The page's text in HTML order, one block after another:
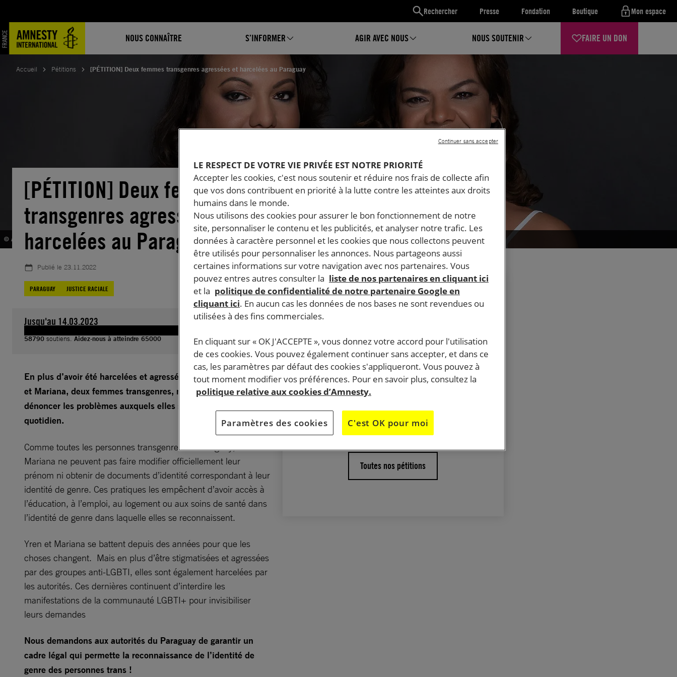
Rechercher Presse Fondation Boutique Mon espace
NOUS CONNAÎTRE S’INFORMER AGIR AVEC NOUS NOUS SOUTENIR FAIRE UN DON
contenu
© Amnesty International
Accueil Pétitions [PÉTITION] Deux femmes transgenres agressées et harcelées au Paraguay
[PÉTITION] Deux femmes
transgenres agressées et
harcelées au Paraguay
Publié le 23.11.2022
PARAGUAY JUSTICE RACIALE
Jusqu'au 14.03.2023
58790 soutiens. Aidez-nous à atteindre 65000
En plus d’avoir été harcelées et agressées physiquement, Yren
et Mariana, deux femmes transgenres, ne peuvent pas
dénoncer les problèmes auxquels elles sont confrontées au
quotidien.
Comme toutes les personnes transgenres au Paraguay, Yren et
Mariana ne peuvent pas faire modifier officiellement leur
prénom ni obtenir de documents d’identité correspondant à leur
identité de genre. Ces pratiques les empêchent d’avoir accès à
l’éducation, à l’emploi, au logement ou aux soins de santé dans
l’identité de genre dans laquelle elles se reconnaissent.
Yren et Mariana se battent depuis des années pour que les
choses changent. Mais en plus d’être stigmatisées et agressées
par des groupes anti-LGBTI, elles sont également harcelées par
les autorités. Ces dernières continuent d’interdire les
manifestations de la communauté LGBTI+ pour invisibiliser
leurs demandes
Nous demandons aux autorités du Paraguay de garantir un
cadre légal qui permette la reconnaissance de l’identité de
genre des personnes trans !
SIGNEZ LA PÉTITION
Cette pétition estterminée, merci pour votre
soutien.
disponibles.
Toutes nos pétitions
LE RESPECT DE VOTRE VIE PRIVÉE EST NOTRE PRIORITÉ
Accepter les cookies, c'est nous soutenir et réduire nos frais de collecte afin
que vos dons contribuent en priorité à la lutte contre les atteintes aux droits
humains dans le monde.
Nous utilisons des cookies pour assurer le bon fonctionnement de notre
site, personnaliser le contenu et les publicités, et analyser notre trafic. Les
données à caractère personnel et les cookies que nous collectons peuvent
être utilisés pour personnaliser les annonces. Nous partageons aussi
certaines informations sur votre navigation avec nos partenaires. Vous
pouvez entres autres consulter la liste de nos partenaires en cliquant ici
et la politique de confidentialité de notre partenaire Google en
cliquant ici. En aucun cas les données de nos bases ne sont revendues ou
utilisées à des fins commerciales.
En cliquant sur « OK J'ACCEPTE », vous donnez votre accord pour l'utilisation
de ces cookies. Vous pouvez également continuer sans accepter, et dans ce
cas, les paramètres par défaut des cookies s'appliqueront. Vous pouvez à
tout moment modifier vos préférences. Pour en savoir plus, consultez la
politique relative aux cookies d’Amnesty.
Paramètres des cookies C'est OK pour moi
Continuer sans accepter